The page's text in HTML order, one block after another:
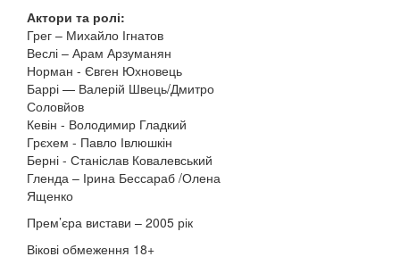
Актори та ролі:
Грег – Михайло Ігнатов
Веслі – Арам Арзуманян
Норман - Євген Юхновець
Баррі — Валерій Швець/Дмитро
Соловйов
Кевін - Володимир Гладкий
Грєхем - Павло Івлюшкін
Берні - Станіслав Ковалевський
Гленда – Ірина Бессараб /Олена
Ященко
Прем’єра вистави – 2005 рік
Вікові обмеження 18+